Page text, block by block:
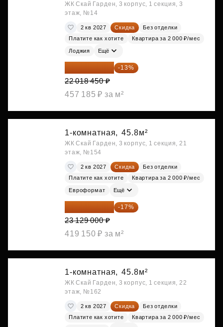
ЖК Скай Гарден, 3 корпус, 1 секция, 3
этаж, №14
2 кв 2027 Скидка
Без отделки
Платите как хотите
Квартира за 2 000 ₽/мес
Лоджия Ещё
19 156 052 ₽ -13%
22 018 450 ₽
457 185 ₽ за м²
1-комнатная, 45.8м²
ЖК Скай Гарден, 3 корпус, 1 секция, 21
этаж, №154
2 кв 2027 Скидка
Без отделки
Платите как хотите
Квартира за 2 000 ₽/мес
Евроформат Ещё
19 197 070 ₽ -17%
23 129 000 ₽
419 150 ₽ за м²
1-комнатная, 45.8м²
ЖК Скай Гарден, 3 корпус, 1 секция, 22
этаж, №162
2 кв 2027 Скидка
Без отделки
Платите как хотите
Квартира за 2 000 ₽/мес